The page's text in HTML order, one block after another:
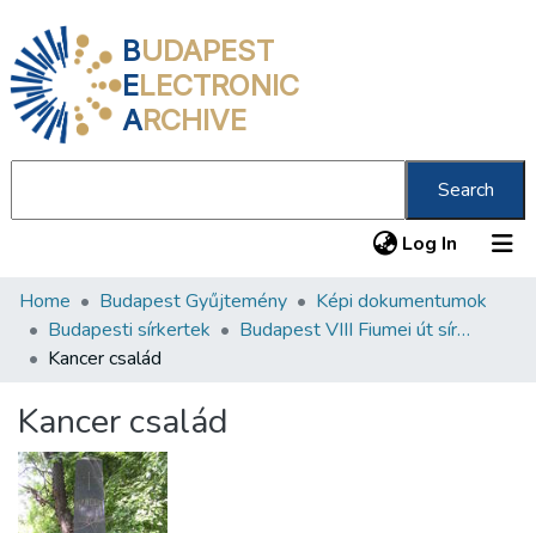
BUDAPEST
ELECTRONIC
ARCHIVE
Search
Log In (current)
Communities & Collections
All of DSpace
About us
Home Budapest Gyűjtemény
Képi dokumentumok
Budapesti sírkertek
Budapest VIII Fiumei út sírkert 1. rész
Kancer család
Kancer család